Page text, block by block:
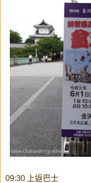
09:30 上返巴士